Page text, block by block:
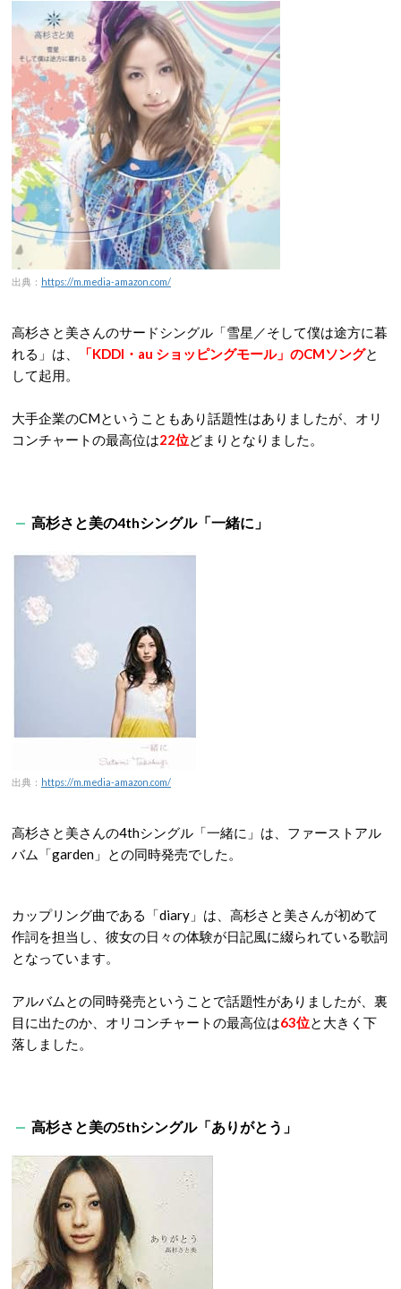
出典： https://m.media-amazon.com/
高杉さと美さんのサードシングル「雪星／そして僕は途方に暮
れる」は、
「KDDI・au ショッピングモール」のCMソングと
して起用。
大手企業のCMということもあり話題性はありましたが、オリ
コンチャートの最高位は22位どまりとなりました。
高杉さと美の4thシングル「一緒に」
出典： https://m.media-amazon.com/
高杉さと美さんの4thシングル「一緒に」は、ファーストアル
バム「garden」との同時発売でした。
カップリング曲である「diary」は、高杉さと美さんが初めて
作詞を担当し、彼女の日々の体験が日記風に綴られている歌詞
となっています。
アルバムとの同時発売ということで話題性がありましたが、裏
目に出たのか、オリコンチャートの最高位は63位と大きく下
落しました。
高杉さと美の5thシングル「ありがとう」